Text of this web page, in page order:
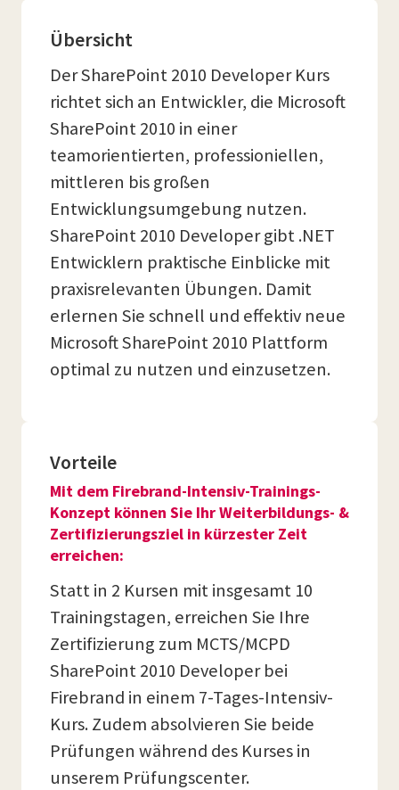
Übersicht
Der SharePoint 2010 Developer Kurs
richtet sich an Entwickler, die Microsoft
SharePoint 2010 in einer
teamorientierten, professioniellen,
mittleren bis großen
Entwicklungsumgebung nutzen.
SharePoint 2010 Developer gibt .NET
Entwicklern praktische Einblicke mit
praxisrelevanten Übungen. Damit
erlernen Sie schnell und effektiv neue
Microsoft SharePoint 2010 Plattform
optimal zu nutzen und einzusetzen.
Vorteile
Mit dem Firebrand-Intensiv-Trainings-
Konzept können Sie Ihr Weiterbildungs- &
Zertifizierungsziel in kürzester Zeit
erreichen:
Statt in 2 Kursen mit insgesamt 10
Trainingstagen, erreichen Sie Ihre
Zertifizierung zum MCTS/MCPD
SharePoint 2010 Developer bei
Firebrand in einem 7-Tages-Intensiv-
Kurs. Zudem absolvieren Sie beide
Prüfungen während des Kurses in
unserem Prüfungscenter.